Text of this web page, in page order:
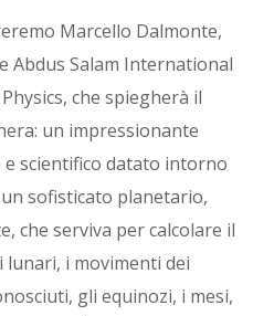
Marcello Dalmonte,
Abdus Salam International
che spiegherà il
un impressionante
scientifico datato intorno
sofisticato planetario,
che serviva per calcolare il
lunari, i movimenti dei
gli equinozi, i mesi,